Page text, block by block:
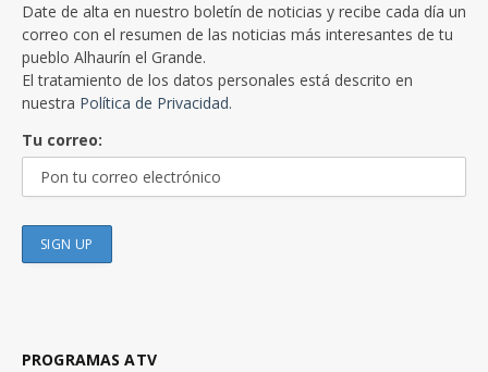
Date de alta en nuestro boletín de noticias y recibe cada día un
correo con el resumen de las noticias más interesantes de tu
pueblo Alhaurín el Grande.
El tratamiento de los datos personales está descrito en
nuestra Política de Privacidad.
Tu correo:
PROGRAMAS ATV